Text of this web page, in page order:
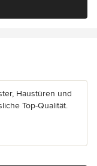
Haustüren und
Top-Qualität.